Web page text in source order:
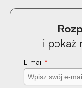
i pokaż
E-mail *